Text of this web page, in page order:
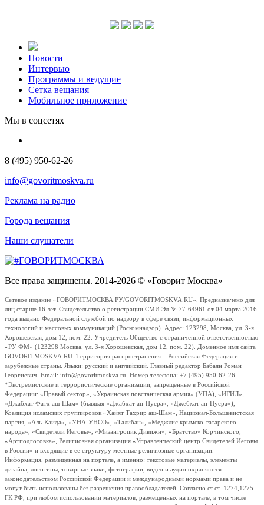
Новости
Интервью
Программы и ведущие
Сетка вещания
Мобильное приложение
Мы в соцсетях
8 (495) 950-62-26
info@govoritmoskva.ru
Реклама на радио
Города вещания
Наши слушатели
Все права защищены. 2014-2026 © «Говорит Москва»
Сетевое издание «ГОВОРИТМОСКВА.РУ/GOVORITMOSKVA.RU». Предназначено для
лиц старше 16 лет. Свидетельство о регистрации СМИ Эл № 77-64961 от 04 марта 2016
года выдано Федеральной службой по надзору в сфере связи, информационных
технологий и массовых коммуникаций (Роскомнадзор). Адрес: 123298, Москва, ул. 3-я
Хорошевская, дом 12, пом. 22. Учредитель Общество с ограниченной ответственностью
«РУ ФМ» (123298 Москва, ул. 3-я Хорошевская, дом 12, пом. 22). Доменное имя сайта
GOVORITMOSKVA.RU. Территория распространения – Российская Федерация и
зарубежные страны. Языки: русский и английский. Главный редактор Бабаян Роман
Георгиевич. Email: info@govoritmoskva.ru. Номер телефона: +7 (495) 950-62-26
*Экстремистские и террористические организации, запрещенные в Российской
Федерации: «Правый сектор», «Украинская повстанческая армия» (УПА), «ИГИЛ»,
«Джабхат Фатх аш-Шам» (бывшая «Джабхат ан-Нусра», «Джебхат ан-Нусра»),
Коалиция исламских группировок «Хайят Тахрир аш-Шам», Национал-Большевистская
партия, «Аль-Каида», «УНА-УНСО», «Талибан», «Меджлис крымско-татарского
народа», «Свидетели Иеговы», «Мизантропик Дивижн», «Братство» Корчинского,
«Артподготовка», Религиозная организация «Управленческий центр Свидетелей Иеговы
в России» и входящие в ее структуру местные религиозные организации.
Информация, размещенная на портале, а именно: текстовые материалы, элементы
дизайна, логотипы, товарные знаки, фотографии, видео и аудио охраняются
законодательством Российской Федерации и международными нормами права и не
могут быть использованы без разрешения правообладателей. Согласно ст.ст. 1274,1275
ГК РФ, при любом использовании материалов, размещенных на портале, в том числе